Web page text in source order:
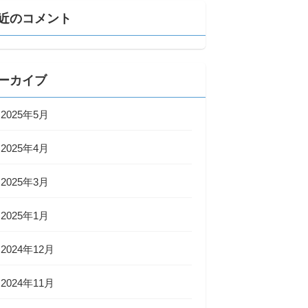
のコメント
カイブ
2025年5月
2025年4月
2025年3月
2025年1月
2024年12月
2024年11月